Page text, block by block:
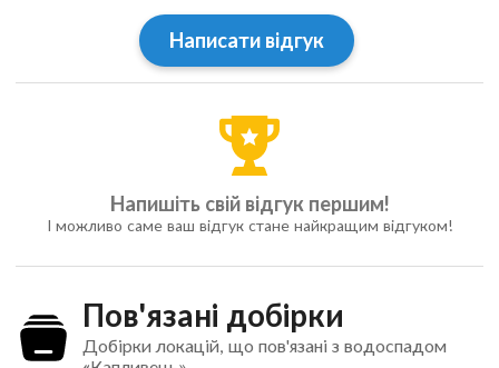
Написати відгук
Напишіть свій відгук першим!
І можливо саме ваш відгук стане найкращим відгуком!
Пов'язані добірки
Добірки локацій, що пов'язані з водоспадом